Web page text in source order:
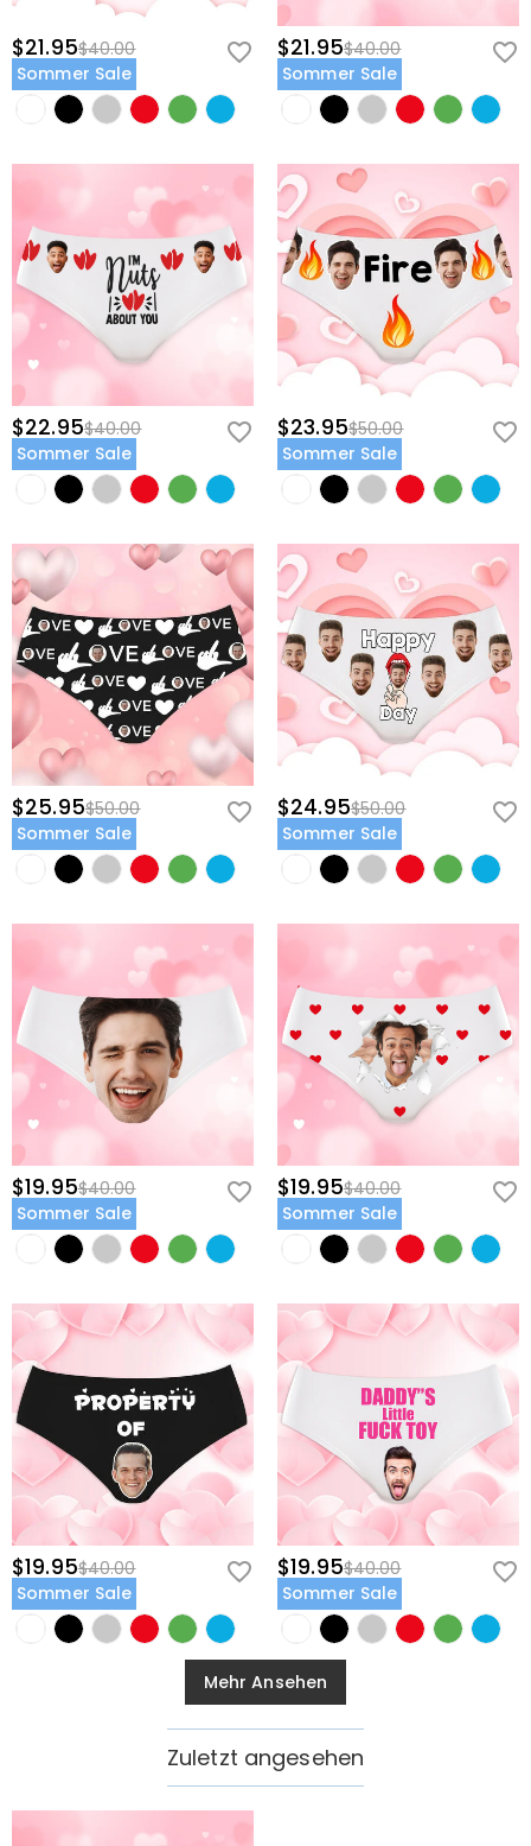
$21.95$40.00
Sommer Sale
$21.95$40.00
Sommer Sale
$22.95$40.00
Sommer Sale
$23.95$50.00
Sommer Sale
$25.95$50.00
Sommer Sale
$24.95$50.00
Sommer Sale
$19.95$40.00
Sommer Sale
$19.95$40.00
Sommer Sale
$19.95$40.00
Sommer Sale
$19.95$40.00
Sommer Sale
Mehr Ansehen
Zuletzt angesehen